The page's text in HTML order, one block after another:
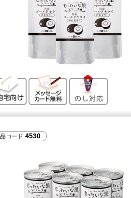
ご自宅向け メッセージカード
コード 4530